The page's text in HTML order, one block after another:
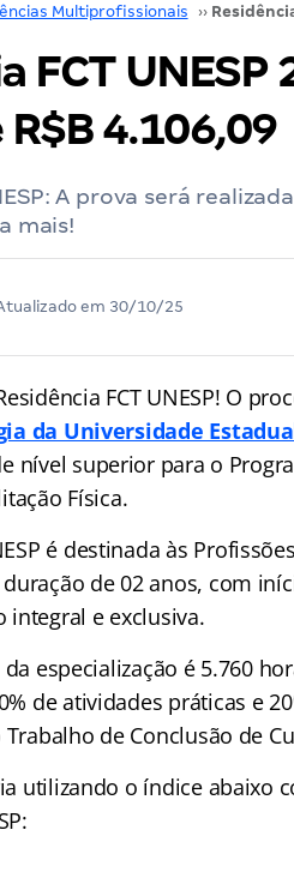
Multiprofissionais ››
FCT UNESP
4.106,09
A prova será
mais!
em 30/10/25
FCT UNESP! O
da Universidade
nível superior para o
Física.
é destinada às
de 02 anos, com
integral e exclusiva.
especialização é 5.760
de atividades práticas e
de Conclusão de
utilizando o índiceabaixo